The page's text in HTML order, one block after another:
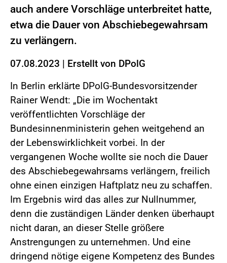
auch andere Vorschläge unterbreitet hatte,
etwa die Dauer von Abschiebegewahrsam
zu verlängern.
07.08.2023 | Erstellt von DPolG
In Berlin erklärte DPolG-Bundesvorsitzender
Rainer Wendt: „Die im Wochentakt
veröffentlichten Vorschläge der
Bundesinnenministerin gehen weitgehend an
der Lebenswirklichkeit vorbei. In der
vergangenen Woche wollte sie noch die Dauer
des Abschiebegewahrsams verlängern, freilich
ohne einen einzigen Haftplatz neu zu schaffen.
Im Ergebnis wird das alles zur Nullnummer,
denn die zuständigen Länder denken überhaupt
nicht daran, an dieser Stelle größere
Anstrengungen zu unternehmen. Und eine
dringend nötige eigene Kompetenz des Bundes